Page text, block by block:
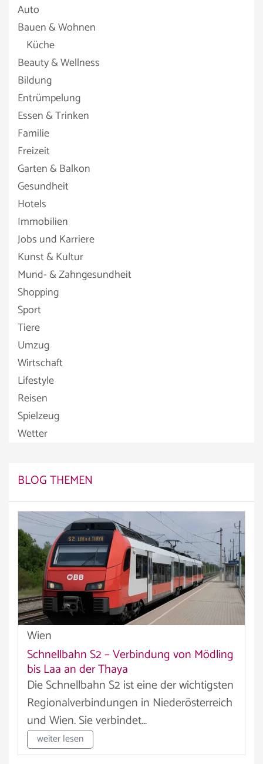
Auto
Bauen & Wohnen
Küche
Beauty & Wellness
Bildung
Entrümpelung
Essen & Trinken
Familie
Freizeit
Garten & Balkon
Gesundheit
Hotels
Immobilien
Jobs und Karriere
Kunst & Kultur
Mund- & Zahngesundheit
Shopping
Sport
Tiere
Umzug
Wirtschaft
Lifestyle
Reisen
Spielzeug
Wetter
BLOG THEMEN
Wien
Schnellbahn S2 – Verbindung von Mödling
bis Laa an der Thaya
Die Schnellbahn S2 ist eine der wichtigsten
Regionalverbindungen in Niederösterreich
und Wien. Sie verbindet...
weiter lesen